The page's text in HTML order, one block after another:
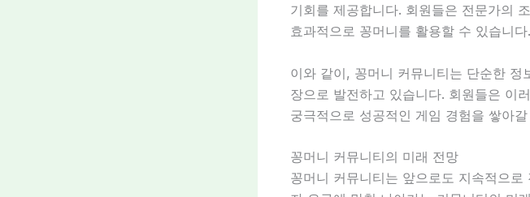
기회를 제공합니다. 회원들은 전문가의
효과적으로 꽁머니를 활용할 수 있습니다.
이와 같이, 꽁머니 커뮤니티는 단순한
장으로 발전하고 있습니다. 회원들은 이
궁극적으로 성공적인 게임 경험을 쌓아
꽁머니 커뮤니티의 미래 전망
꽁머니 커뮤니티는 앞으로도 지속적으